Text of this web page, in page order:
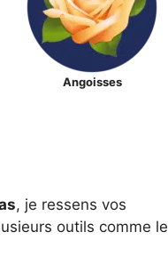
Angoisses
, je ressens vos
outils comme le